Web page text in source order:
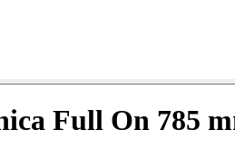
Full On 785